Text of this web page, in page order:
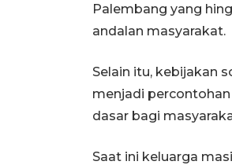
Palembang yang
andalan masyarakat.
Selain itu, kebijakan
menjadi
dasar bagi
Saat ini keluarga